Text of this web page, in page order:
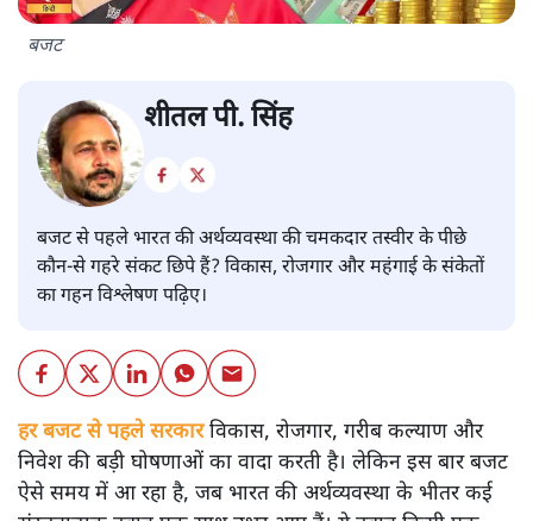
बजट
शीतल पी. सिंह
बजट से पहले भारत की अर्थव्यवस्था की चमकदार तस्वीर के पीछे
कौन-से गहरे संकट छिपे हैं? विकास, रोजगार और महंगाई के संकेतों
का गहन विश्लेषण पढ़िए।
हर बजट से पहले सरकारविकास, रोजगार, गरीब कल्याण और
निवेश की बड़ी घोषणाओं का वादा करती है। लेकिन इस बार बजट
ऐसे समय में आ रहा है, जब भारत की अर्थव्यवस्था के भीतर कई